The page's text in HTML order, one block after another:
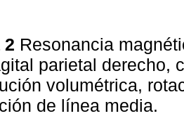
2 Resonancia
parietal derecho,
volumétrica,
de línea media.